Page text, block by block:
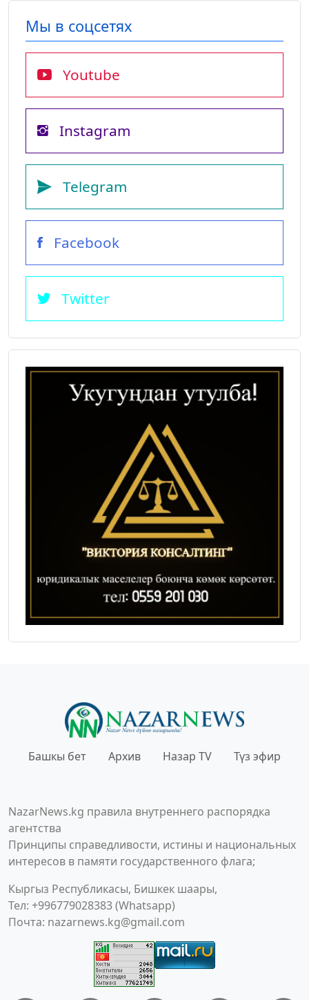
Мы в соцсетях
Youtube
Instagram
Telegram
Facebook
Twitter
Башкы бет Архив Назар TV Түз эфир
NazarNews.kg правила внутреннего распорядка
агентства
Принципы справедливости, истины и национальных
интересов в памяти государственного флага;
Кыргыз Республикасы, Бишкек шаары,
Тел: +996779028383 (Whatsapp)
Почта: nazarnews.kg@gmail.com